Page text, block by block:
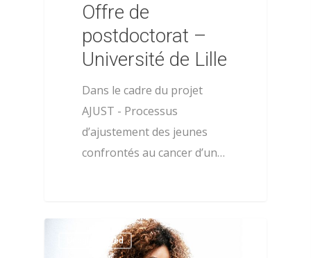
Offre de
postdoctorat –
Université de Lille
Dans le cadre du projet
AJUST - Processus
d’ajustement des jeunes
confrontés au cancer d’un…
Uncategorized
0